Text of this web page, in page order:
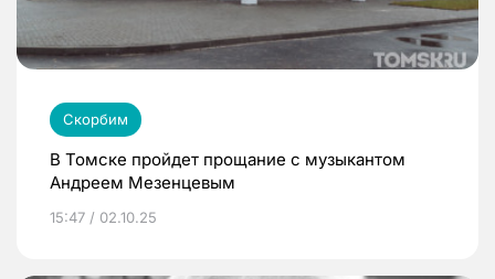
Скорбим
В Томске пройдет прощание с музыкантом
Андреем Мезенцевым
15:47 / 02.10.25